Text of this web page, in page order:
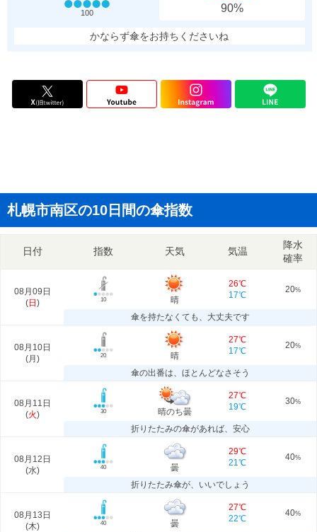
100
90%
かならず傘をお持ちくださいね
札幌市南区の10日間の傘指数
日付 指数 天気 気温
降水
確率
08月09日
(日 ) 10 晴
26℃
17℃
20%
傘を持たなくても、大丈夫です
08月10日
(月 ) 20 晴
27℃
17℃
20%
傘の出番は、ほとんどなさそう
08月11日
(火) 30 晴のち曇
27℃
19℃
30%
折りたたみの傘があれば、安心
08月12日
(水) 40 曇
29℃
21℃
40%
折りたたみ傘が、いいでしょう
08月13日
(木) 40 曇
27℃
22℃
40%